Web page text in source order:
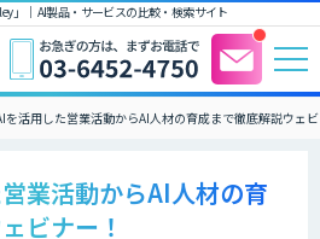
」｜ AI製品・サービスの比較・検索サイト
を活用した営業活動からAI人材の育成まで徹底解説ウェ
業活動からAI人材の育
ビナー！